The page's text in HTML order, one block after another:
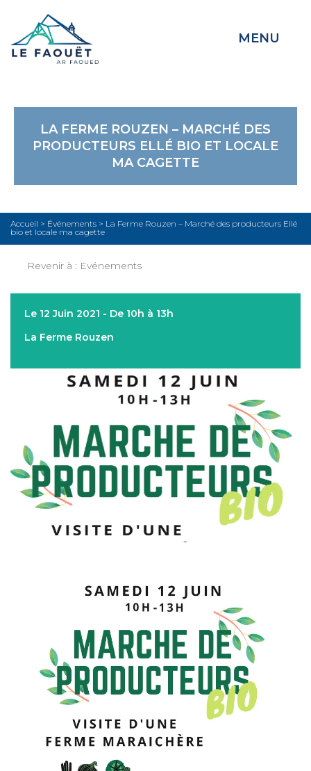
MENU
LA FERME ROUZEN – MARCHÉ DES
PRODUCTEURS ELLÉ BIO ET LOCALE
MA CAGETTE
Accueil > Événements > La Ferme Rouzen – Marché des producteurs Ellé
bio et locale ma cagette
Revenir à : Evénements
Le 12 Juin 2021 - De 10h à 13h
La Ferme Rouzen